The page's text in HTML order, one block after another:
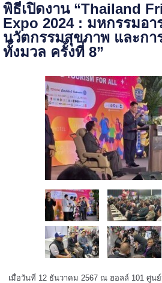
พิธีเปิดงาน “Thailand
Expo 2024 : มหกรรมอา
นวัตกรรมสุขภาพ และกา
ทั้งมวล ครั้งที่ 8”
เมื่อวันที่ 12 ธันวาคม 2567 ณ ฮอลล์ 101 ศูน